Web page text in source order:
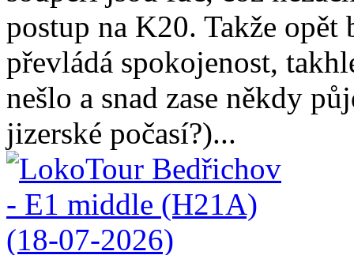
postup na K20. Takže opět
převládá spokojenost,
nešlo a snad zase někdy
jizerské počasí?)...